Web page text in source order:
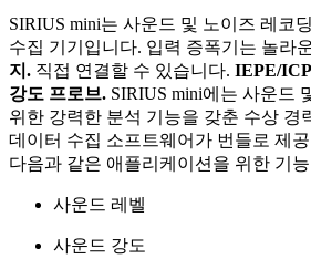
SIRIUS mini는 사운드 및 노이즈 레코
수집 기기입니다. 입력 증폭기는 놀라
지. 직접 연결할 수 있습니다. IEPE/
강도 프로브. SIRIUS mini에는 사운드
위한 강력한 분석 기능을 갖춘 수상 경
데이터 수집 소프트웨어가 번들로 제
다음과 같은 애플리케이션을 위한 기
사운드 레벨
사운드 강도